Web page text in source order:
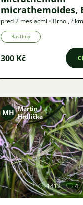
micrathemoides,
pred 2 mesiacmi • Brno ,? km
Rastliny
300 Kč
MH Martin
Hrdlička
1412 4